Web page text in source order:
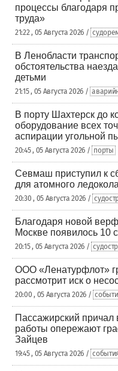
процессы благодаря
труда»
21:22 , 05 Августа 2026 /
В Ленобласти
обстоятельства
детьми
21:15 , 05 Августа 2026 /
В порту Шахтерск до
оборудование всех
аспирации угольной
20:45 , 05 Августа 2026 / порты
Севмаш приступил к
для атомного
20:30 , 05 Августа 2026 /
Благодаря новой
Москве появилось 10
20:15 , 05 Августа 2026 /
ООО «Ленатурфлот»
рассмотрит иск о
20:00 , 05 Августа 2026 /
Пассажирский причал
работы опережают
Зайцев
19:45 , 05 Августа 2026 /